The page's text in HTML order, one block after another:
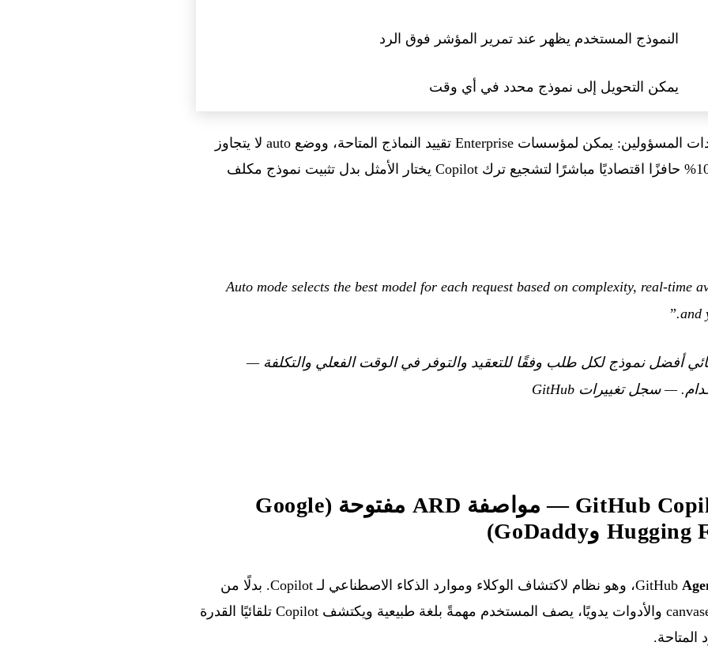
النموذج المستخدم يظهر عند تمرير المؤشر فوق الرد
يمكن التحويل إلى نموذج محدد في أي وقت
تراعي التوجيهات جميع إعدادات المسؤولين: يمكن لمؤسسات Enterprise تقييد النماذج المتاحة، ووضع auto لا يتجاوز
هذه السياسات. ويُعد خصم 10% حافزًا اقتصاديًا مباشرًا لتشجيع ترك Copilot يختار الأمثل بدل تثبيت نموذج مكلف
“Auto mode selects the best model for each request based on complexity, real-
and
أفضل نموذج لكل طلب وفقًا للتعقيد والتوفر في الوقت الفعلي والتكلفة —
—سجل تغييرات GitHub
GitHub Copilot Agent Finder — مواصفة ARD مفتوحة (Google
، وهو نظام لاكتشاف الوكلاء وموارد الذكاء الاصطناعي لـ Copilot. بدلًا من
ربط خوادم MCP وskills وcanvases والأدوات يدويًا، يصف المستخدم مهمةً بلغة طبيعية ويكتشف Copilot تلقائيًا القدرة